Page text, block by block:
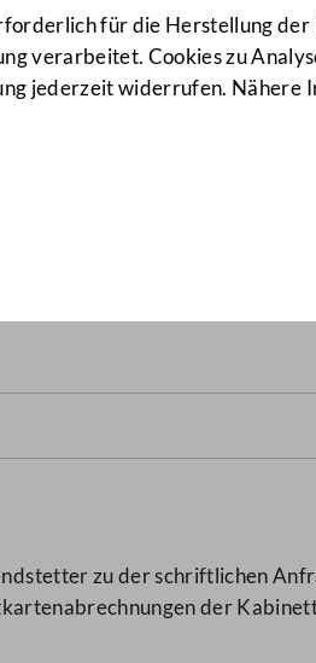
für die Herstellung
verarbeitet. Cookies zu
jederzeit widerrufen. Nähere
zu der schriftlichen
der